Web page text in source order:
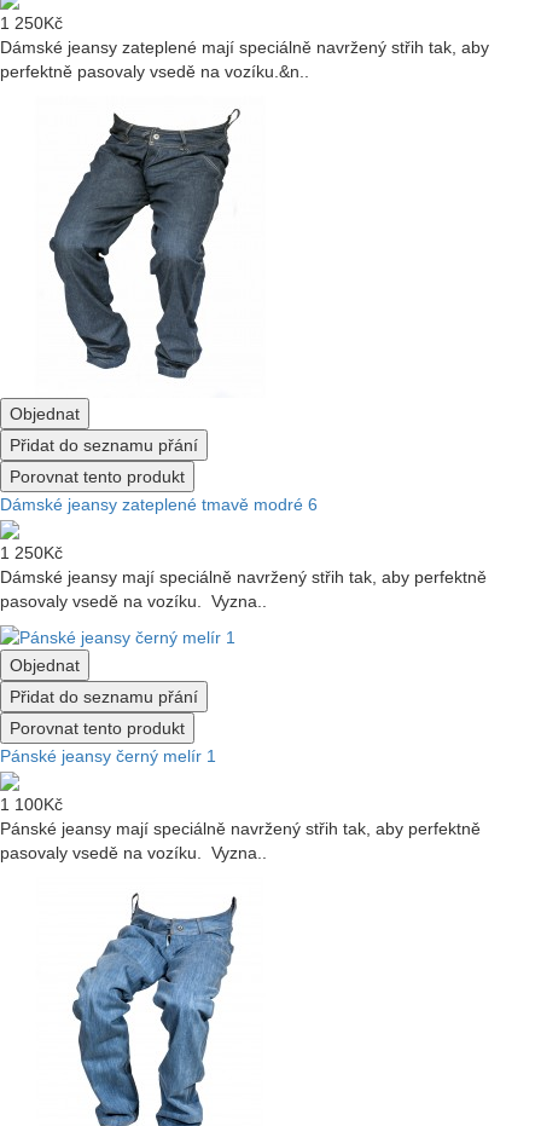
1 250Kč
Dámské jeansy zateplené mají speciálně navržený střih tak, aby
perfektně pasovaly vsedě na vozíku.&n..
Objednat
Přidat do seznamu přání
Porovnat tento produkt
Dámské jeansy zateplené tmavě modré 6
1 250Kč
Dámské jeansy mají speciálně navržený střih tak, aby perfektně
pasovaly vsedě na vozíku. Vyzna..
Objednat
Přidat do seznamu přání
Porovnat tento produkt
Pánské jeansy černý melír 1
1 100Kč
Pánské jeansy mají speciálně navržený střih tak, aby perfektně
pasovaly vsedě na vozíku. Vyzna..